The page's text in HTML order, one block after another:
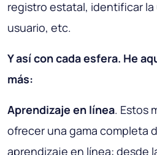
registro estatal, identificar
usuario, etc.
Y así con cada esfera. He
más:
Aprendizaje en línea. Estos
ofrecer una gama completa
aprendizaje en línea: desde